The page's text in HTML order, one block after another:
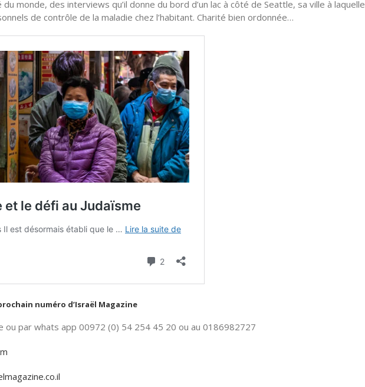
monde, des interviews qu’il donne du bord d’un lac à côté de Seattle, sa ville à laquelle
de contrôle de la maladie chez l’habitant. Charité bien ordonnée…
numéro d’Israël Magazine
ou par whats app 00972 (0) 54 254 45 20 ou au 0186982727